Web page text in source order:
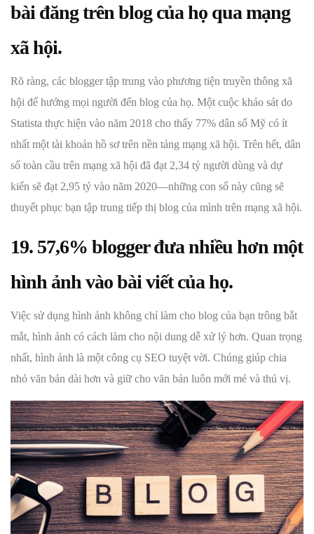
bài đăng trên blog của họ qua mạng
xã hội.
Rõ ràng, các blogger tập trung vào phương tiện truyền thông xã
hội để hướng mọi người đến blog của họ. Một cuộc khảo sát do
Statista thực hiện vào năm 2018 cho thấy 77% dân số Mỹ có ít
nhất một tài khoản hồ sơ trên nền tảng mạng xã hội. Trên hết, dân
số toàn cầu trên mạng xã hội đã đạt 2,34 tỷ người dùng và dự
kiến sẽ đạt 2,95 tỷ vào năm 2020—những con số này cũng sẽ
thuyết phục bạn tập trung tiếp thị blog của mình trên mạng xã hội.
19. 57,6% blogger đưa nhiều hơn một
hình ảnh vào bài viết của họ.
Việc sử dụng hình ảnh không chỉ làm cho blog của bạn trông bắt
mắt, hình ảnh có cách làm cho nội dung dễ xử lý hơn. Quan trọng
nhất, hình ảnh là một công cụ SEO tuyệt vời. Chúng giúp chia
nhỏ văn bản dài hơn và giữ cho văn bản luôn mới mẻ và thú vị.